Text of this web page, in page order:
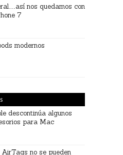
nos quedamos con
7
modernos
descontinúa algunos
para Mac
no se pueden